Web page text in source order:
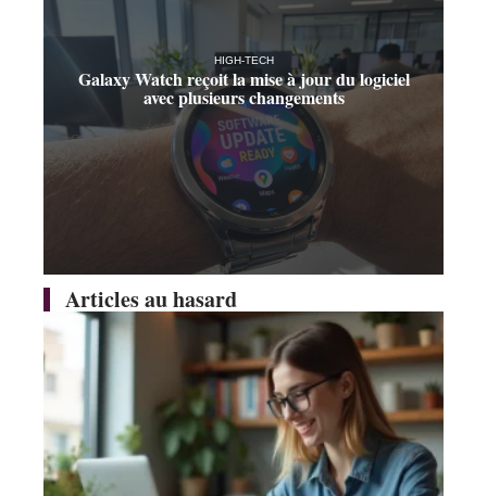
HIGH-TECH
Galaxy Watch reçoit la mise à jour du logiciel
avec plusieurs changements
Articles au hasard